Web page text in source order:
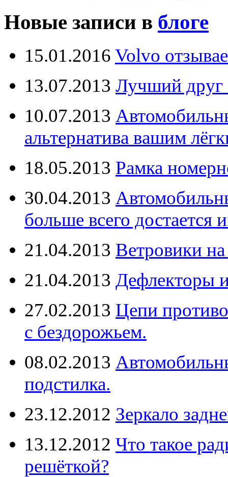
Новые записи в блоге
15.01.2016 Volvo
13.07.2013 Лучший друг
10.07.2013
альтернатива вашим
18.05.2013 Рамка
30.04.2013
больше всего достается
21.04.2013 Ветровики
21.04.2013 Дефлекторы
27.02.2013 Цепи
с бездорожьем.
08.02.2013
подстилка.
23.12.2012 Зеркало
13.12.2012 Что такое
решёткой?